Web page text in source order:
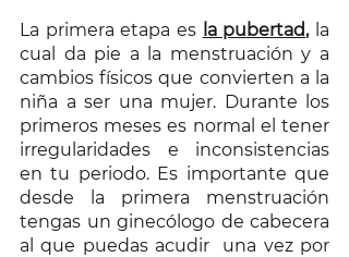
La primera etapa es la pubertad, la
cual da pie a la menstruación y a
cambios físicos que convierten a la
niña a ser una mujer. Durante los
primeros meses es normal el tener
irregularidades e inconsistencias
en tu periodo. Es importante que
desde la primera menstruación
tengas un ginecólogo de cabecera
al que puedas acudir  una vez por